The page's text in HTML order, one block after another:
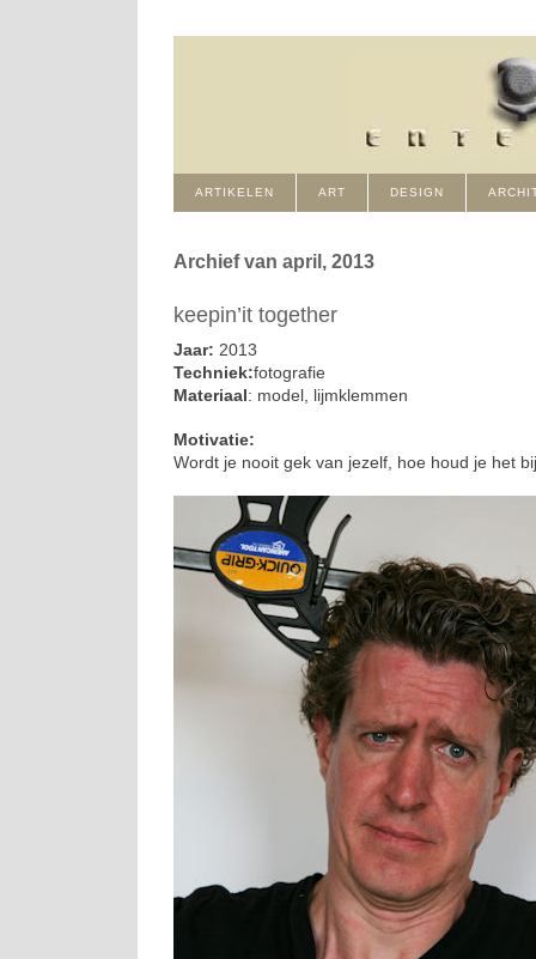
ARTIKELEN ART DESIGN
Archief van april, 2013
keepin’it together
Jaar: 2013
Techniek:fotografie
Materiaal : model, lijmklemmen
Motivatie:
Wordt je nooit gek van jezelf, hoe houd je het